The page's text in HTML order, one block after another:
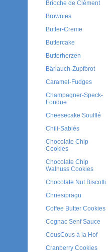
Brioche de Clément
Brownies
Butter-Creme
Buttercake
Butterherzen
Bärlauch-Zupfbrot
Caramel-Fudges
Champagner-Speck-
Fondue
Cheesecake Soufflé
Chili-Sablés
Chocolate Chip
Cookies
Chocolate Chip
Walnuss Cookies
Chocolate Nut Biscotti
Chriesiprägu
Coffee Butter Cookies
Cognac Senf Sauce
CousCous à la Hof
Cranberry Cookies